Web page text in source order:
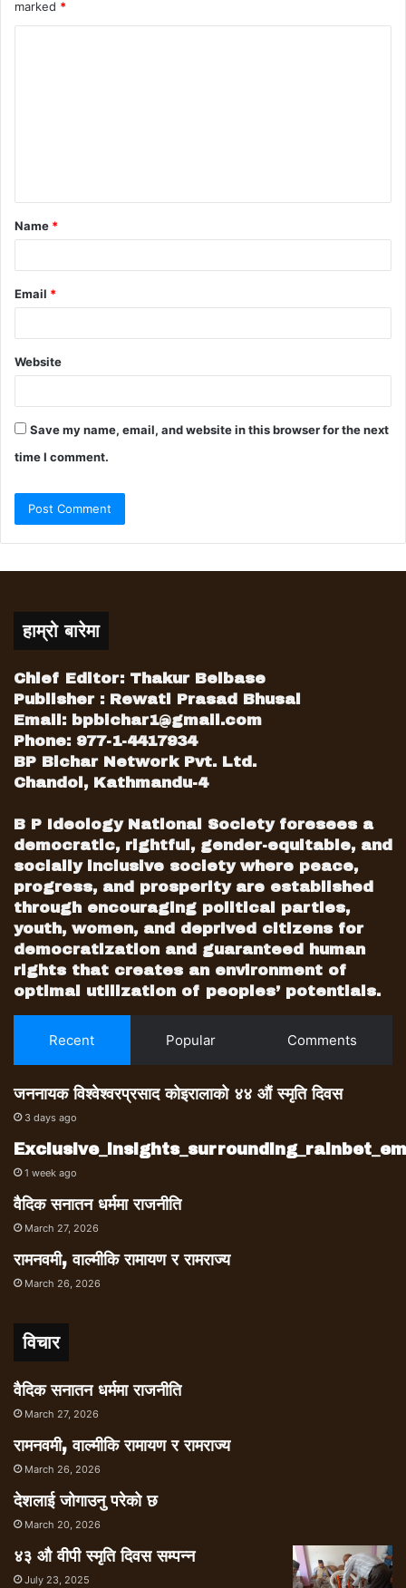
marked *
Name *
Email *
Website
Save my name, email, and website in this browser for the next
time I comment.
हाम्रो बारेमा
Chief Editor: Thakur Belbase
Publisher : Rewati Prasad Bhusal
Email: bpbichar1@gmail.com
Phone: 977-1-4417934
BP Bichar Network Pvt. Ltd.
Chandol, Kathmandu-4
B P Ideology National Society foresees a
democratic, rightful, gender-equitable, and
socially inclusive society where peace,
progress, and prosperity are established
through encouraging political parties,
youth, women, and deprived citizens for
democratization and guaranteed human
rights that creates an environment of
optimal utilization of peoples’ potentials.
Recent Popular Comments
जननायक विश्वेश्वरप्रसाद कोइरालाको ४४ औं स्मृति दिवस
3 days ago
1 week ago
वैदिक सनातन धर्ममा राजनीति
March 27, 2026
रामनवमी, वाल्मीकि रामायण र रामराज्य
March 26, 2026
विचार
वैदिक सनातन धर्ममा राजनीति
March 27, 2026
रामनवमी, वाल्मीकि रामायण र रामराज्य
March 26, 2026
देशलाई जोगाउनु परेको छ
March 20, 2026
४३ औ वीपी स्मृति दिवस सम्पन्न
July 23, 2025